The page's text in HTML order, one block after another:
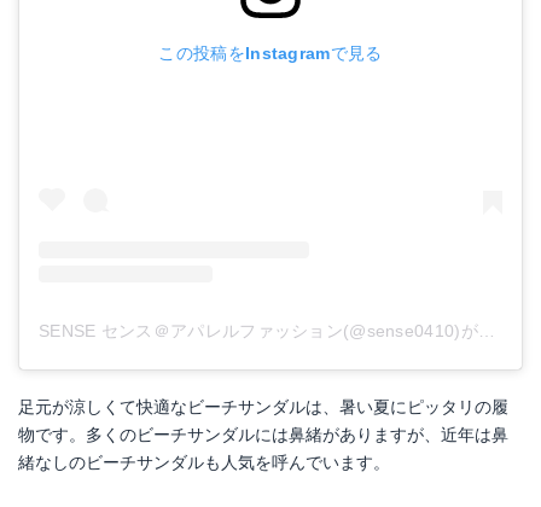
この投稿をInstagramで見る
SENSE センス＠アパレルファッション(@sense0410)がシェアした投稿
足元が涼しくて快適なビーチサンダルは、暑い夏にピッタリの履
物です。多くのビーチサンダルには鼻緒がありますが、近年は鼻
緒なしのビーチサンダルも人気を呼んでいます。